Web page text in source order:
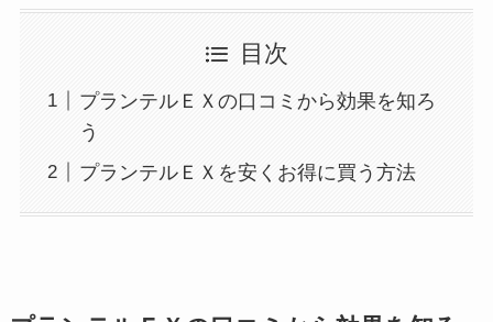
目次
プランテルＥＸの口コミから効果を知ろ
う
プランテルＥＸを安くお得に買う方法